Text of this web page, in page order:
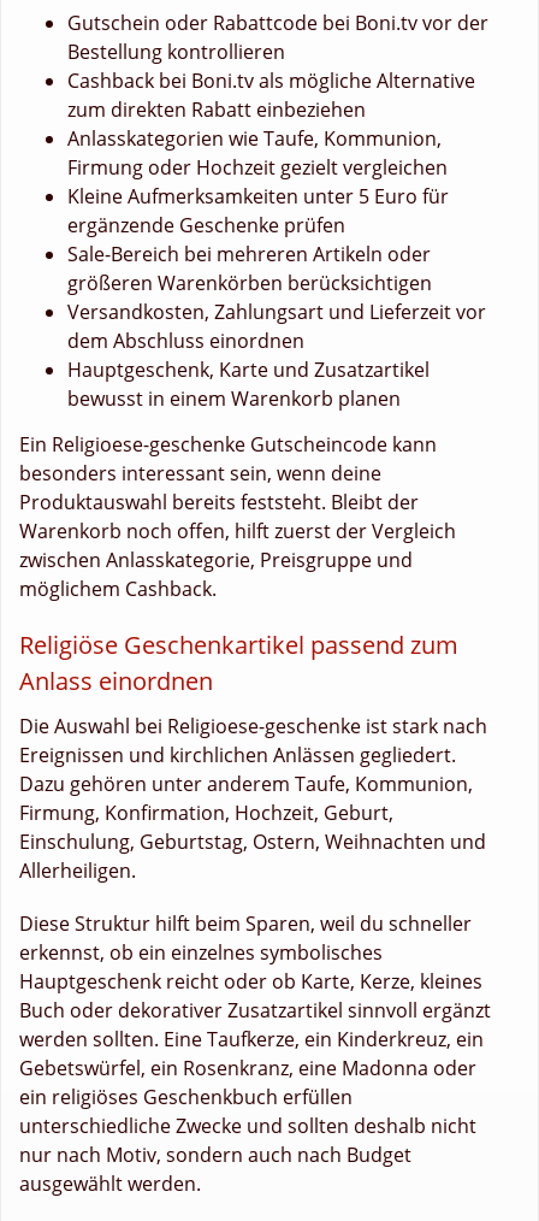
Gutschein oder Rabattcode bei Boni.tv vor der
Bestellung kontrollieren
Cashback bei Boni.tv als mögliche Alternative
zum direkten Rabatt einbeziehen
Anlasskategorien wie Taufe, Kommunion,
Firmung oder Hochzeit gezielt vergleichen
Kleine Aufmerksamkeiten unter 5 Euro für
ergänzende Geschenke prüfen
Sale-Bereich bei mehreren Artikeln oder
größeren Warenkörben berücksichtigen
Versandkosten, Zahlungsart und Lieferzeit vor
dem Abschluss einordnen
Hauptgeschenk, Karte und Zusatzartikel
bewusst in einem Warenkorb planen
Ein Religioese-geschenke Gutscheincode kann
besonders interessant sein, wenn deine
Produktauswahl bereits feststeht. Bleibt der
Warenkorb noch offen, hilft zuerst der Vergleich
zwischen Anlasskategorie, Preisgruppe und
möglichem Cashback.
Religiöse Geschenkartikel passend zum
Anlass einordnen
Die Auswahl bei Religioese-geschenke ist stark nach
Ereignissen und kirchlichen Anlässen gegliedert.
Dazu gehören unter anderem Taufe, Kommunion,
Firmung, Konfirmation, Hochzeit, Geburt,
Einschulung, Geburtstag, Ostern, Weihnachten und
Allerheiligen.
Diese Struktur hilft beim Sparen, weil du schneller
erkennst, ob ein einzelnes symbolisches
Hauptgeschenk reicht oder ob Karte, Kerze, kleines
Buch oder dekorativer Zusatzartikel sinnvoll ergänzt
werden sollten. Eine Taufkerze, ein Kinderkreuz, ein
Gebetswürfel, ein Rosenkranz, eine Madonna oder
ein religiöses Geschenkbuch erfüllen
unterschiedliche Zwecke und sollten deshalb nicht
nur nach Motiv, sondern auch nach Budget
ausgewählt werden.